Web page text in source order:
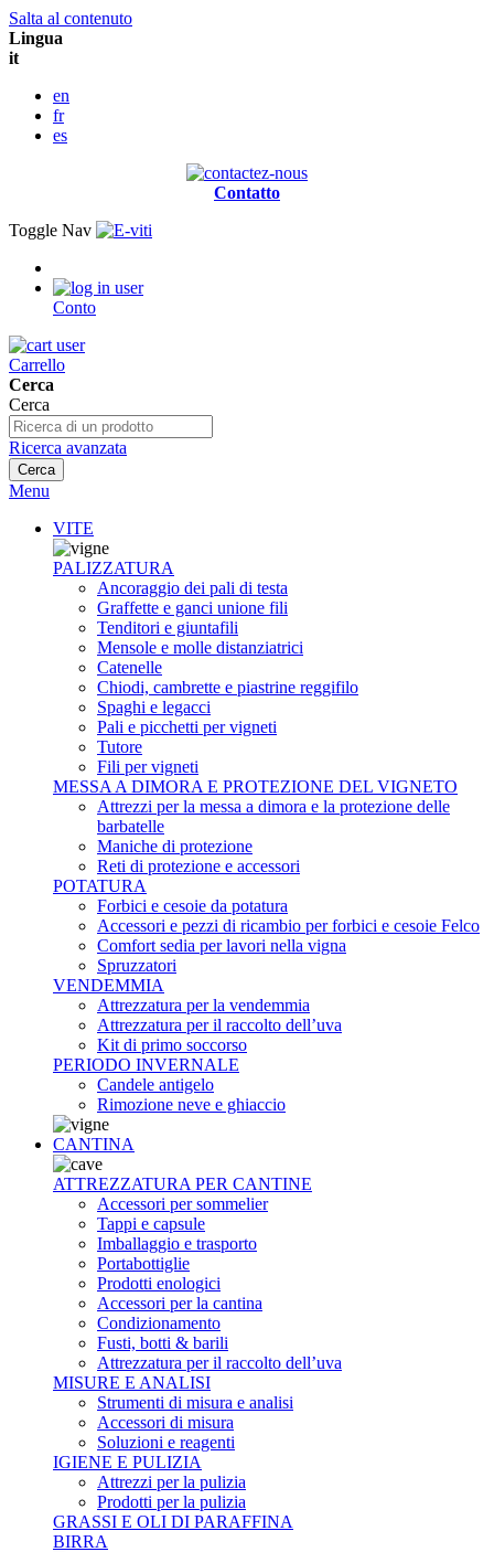
Salta al contenuto
Lingua
it
en
fr
es
Contatto
Toggle Nav
Conto
Carrello
Cerca
Cerca
Ricerca avanzata
Cerca
Menu
VITE
PALIZZATURA
Ancoraggio dei pali di testa
Graffette e ganci unione fili
Tenditori e giuntafili
Mensole e molle distanziatrici
Catenelle
Chiodi, cambrette e piastrine reggifilo
Spaghi e legacci
Pali e picchetti per vigneti
Tutore
Fili per vigneti
MESSA A DIMORA E PROTEZIONE DEL VIGNETO
Attrezzi per la messa a dimora e la protezione delle
barbatelle
Maniche di protezione
Reti di protezione e accessori
POTATURA
Forbici e cesoie da potatura
Accessori e pezzi di ricambio per forbici e cesoie Felco
Comfort sedia per lavori nella vigna
Spruzzatori
VENDEMMIA
Attrezzatura per la vendemmia
Attrezzatura per il raccolto dell’uva
Kit di primo soccorso
PERIODO INVERNALE
Candele antigelo
Rimozione neve e ghiaccio
CANTINA
ATTREZZATURA PER CANTINE
Accessori per sommelier
Tappi e capsule
Imballaggio e trasporto
Portabottiglie
Prodotti enologici
Accessori per la cantina
Condizionamento
Fusti, botti & barili
Attrezzatura per il raccolto dell’uva
MISURE E ANALISI
Strumenti di misura e analisi
Accessori di misura
Soluzioni e reagenti
IGIENE E PULIZIA
Attrezzi per la pulizia
Prodotti per la pulizia
GRASSI E OLI DI PARAFFINA
BIRRA